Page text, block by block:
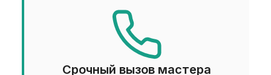
Срочный вызов мастера